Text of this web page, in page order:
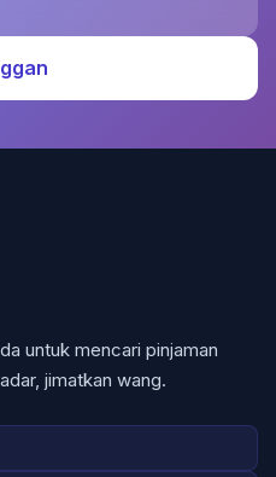
untuk mencari pinjaman
jimatkan wang.